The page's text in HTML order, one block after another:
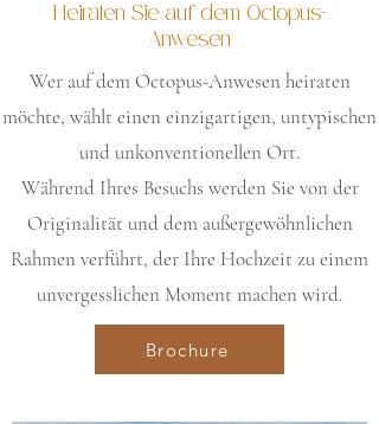
Heiraten Sie auf dem Octopus-
Anwesen
Wer auf dem Octopus-Anwesen heiraten
möchte, wählt einen einzigartigen, untypischen
und unkonventionellen Ort.
Während Ihres Besuchs werden Sie von der
Originalität und dem außergewöhnlichen
Rahmen verführt, der Ihre Hochzeit zu einem
unvergesslichen Moment machen wird.
Brochure